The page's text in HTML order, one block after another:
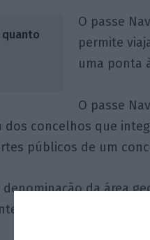
quanto
O passe
permite
uma ponta
O passe
dos concelhos que
públicos de um
denominação da área
Lisboa, Navegante